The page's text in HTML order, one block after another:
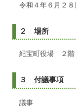
令和４年６月２
２ 場所
紀宝町役場 ２
３ 付議事項
議事